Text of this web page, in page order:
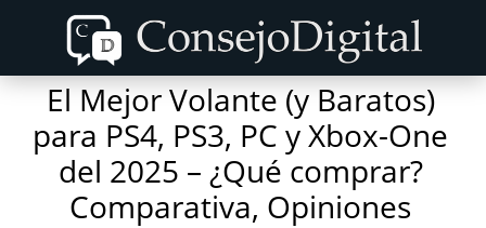
content
primary
sidebar
El Mejor Volante (y Baratos)
para PS4, PS3, PC y Xbox-One
del 2025 – ¿Qué comprar?
Comparativa, Opiniones